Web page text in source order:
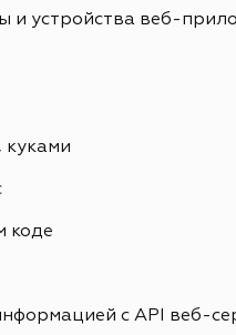
и устройства веб-
куками
коде
с API веб-